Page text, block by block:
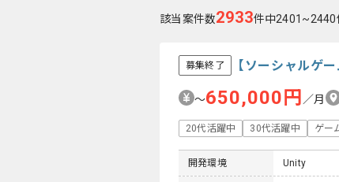
該当案件数2933件中2401~2440
募集終了 【ソーシャルゲ
〜650,000円 ／月
20代活躍中 30代活躍中 ゲー
開発環境 Unity